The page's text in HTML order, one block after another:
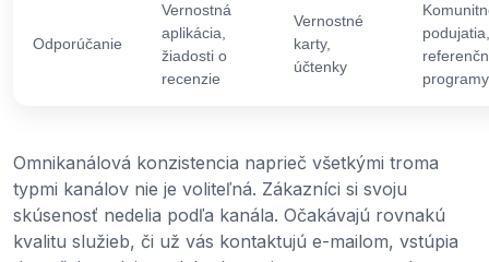
Odporúčanie
Vernostná
aplikácia,
žiadosti o
recenzie
Vernostné
karty,
účtenky
podujatia,
programy
Omnikanálová konzistencia naprieč všetkými troma
typmi kanálov nie je voliteľná. Zákazníci si svoju
skúsenosť nedelia podľa kanála. Očakávajú rovnakú
kvalitu služieb, či už vás kontaktujú e-mailom, vstúpia